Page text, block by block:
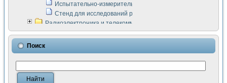
Испытательно-измерительный комплекс аппаратуры для
Стенд для исследований рабочих процессов ДВС в
Радиоэлектроника и телекоммуникации
LabVIEW в расчетах радиолиний систем передачи данных
Аппаратно-программный комплекс для исследования
Виртуальный лабораторный стенд для исследования
Измерение шумовых параметров операционных
Измерительный преобразователь на основе цифровой
Поиск